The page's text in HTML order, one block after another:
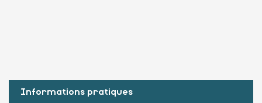
Informations pratiques